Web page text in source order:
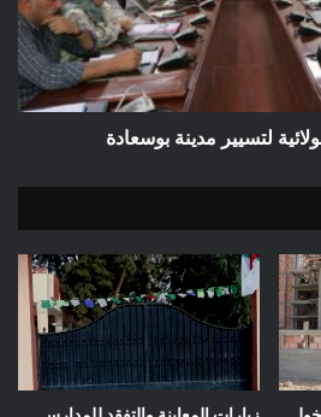
لتسيير مدينة بوسعادة